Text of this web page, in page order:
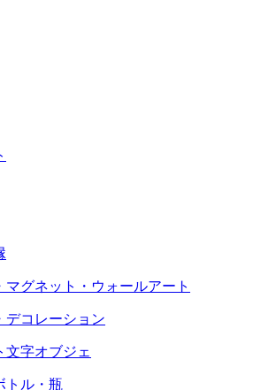
マグネット・ウォールアート
デコレーション
文字オブジェ
トル・瓶